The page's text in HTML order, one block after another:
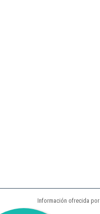
Información ofrecida por